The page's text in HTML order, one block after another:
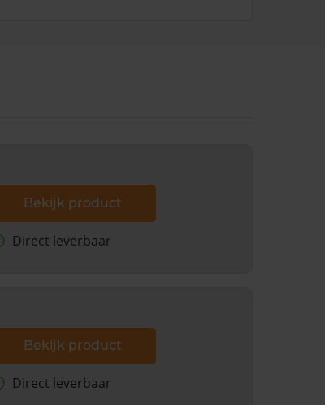
Bekijk product
Direct leverbaar
Bekijk product
Direct leverbaar